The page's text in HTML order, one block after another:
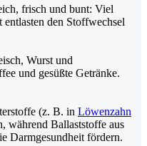
frisch und bunt: Viel
entlasten den Stoffwechsel
Wurst und
und gesüßte Getränke.
(z. B. in Löwenzahn
während Ballaststoffe aus
Darmgesundheit fördern.